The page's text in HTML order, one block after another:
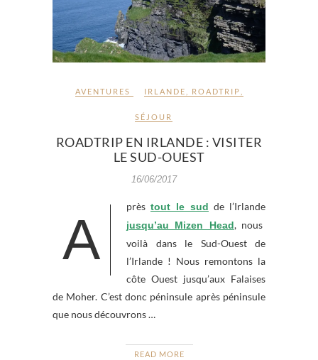
AVENTURES IRLANDE ROADTRIP
SÉJOUR
ROADTRIP EN IRLANDE : VISITER
LE SUD-OUEST
16/06/2017
A
près tout le sud de l’Irlande
jusqu’au Mizen Head, nous
voilà dans le Sud-Ouest de
l’Irlande ! Nous remontons la
côte Ouest jusqu’aux Falaises
de Moher. C’est donc péninsule après péninsule
que nous découvrons …
READ MORE